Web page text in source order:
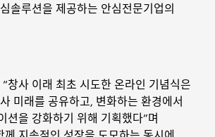
솔루션을 제공하는 안심전문기업의
창사 이래 최초 시도한 온라인 기념식은
미래를 공유하고, 변화하는 환경에서
션을 강화하기 위해 기획했다”며